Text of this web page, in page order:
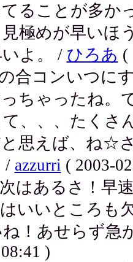
ることが多か
見極めが早いほ
よ。 / ひろあ (
合コンいつに
ちゃったね。
、、、たくさ
思えば、ね☆
/ azzurri ( 2003-
はあるさ！早
はいいところも
ね！あせらず
)